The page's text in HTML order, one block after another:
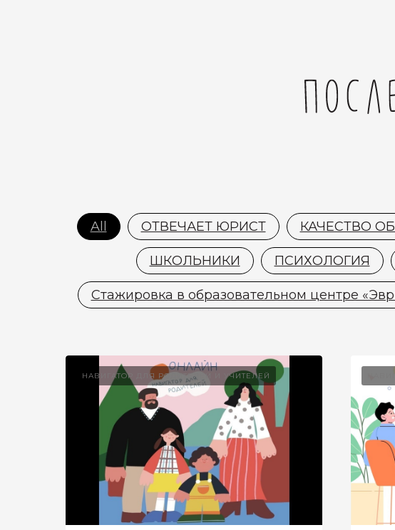
All ОТВЕЧАЕТ ЮРИСТ КАЧЕСТВО
ШКОЛЬНИКИ ПСИХОЛОГИЯ
Стажировка в образовательном центре
НАВИГАТОР ДЛЯ РОДИТЕЛЕЙ И УЧИТЕЛЕЙ